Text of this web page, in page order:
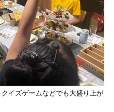
イズゲームなどでも大盛り上が